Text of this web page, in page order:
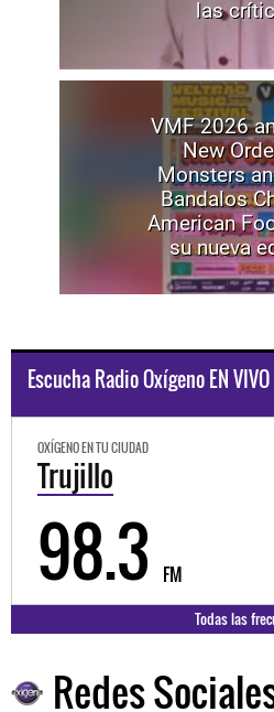
las
VMF 2026
New
Monsters
Bandalos
American
su nueva
Escucha Radio Oxígeno EN VIVO
OXÍGENO EN TU CIUDAD
Trujillo
98.3 FM
Todas las
Redes